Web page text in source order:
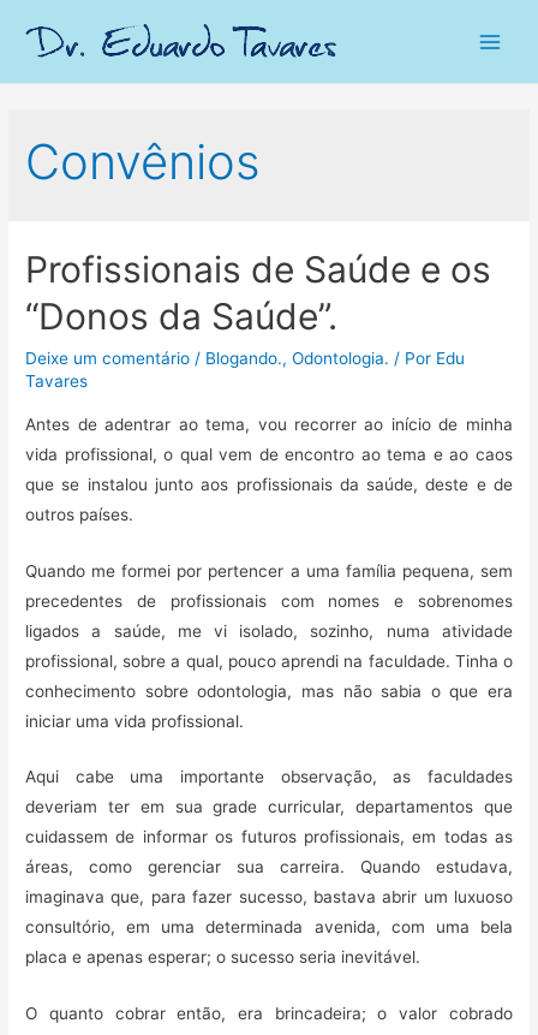
Convênios
Profissionais de Saúde e os
“Donos da Saúde”.
Deixe um comentário / Blogando.,Odontologia. / Por Edu
Tavares
Antes de adentrar ao tema, vou recorrer ao início de minha
vida profissional, o qual vem de encontro ao tema e ao caos
que se instalou junto aos profissionais da saúde, deste e de
outros países.
Quando me formei por pertencer a uma família pequena, sem
precedentes de profissionais com nomes e sobrenomes
ligados a saúde, me vi isolado, sozinho, numa atividade
profissional, sobre a qual, pouco aprendi na faculdade. Tinha o
conhecimento sobre odontologia, mas não sabia o que era
iniciar uma vida profissional.
Aqui cabe uma importante observação, as faculdades
deveriam ter em sua grade curricular, departamentos que
cuidassem de informar os futuros profissionais, em todas as
áreas, como gerenciar sua carreira. Quando estudava,
imaginava que, para fazer sucesso, bastava abrir um luxuoso
consultório, em uma determinada avenida, com uma bela
placa e apenas esperar; o sucesso seria inevitável.
O quanto cobrar então, era brincadeira; o valor cobrado